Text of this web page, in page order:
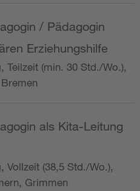
/ Pädagogin
Erziehungshilfe
Teilzeit (min. 30 Std./Wo.),
als Kita-Leitung
Vollzeit (38,5 Std./Wo.),
Grimmen